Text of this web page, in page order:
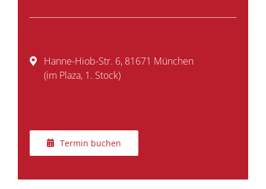
Hanne-Hiob-Str. 6, 81671 München
(im Plaza, 1. Stock)
Termin buchen